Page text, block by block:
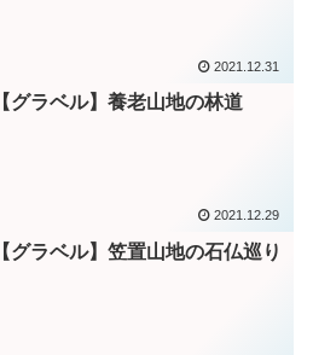
2021.12.31
【グラベル】養老山地の林道
2021.12.29
【グラベル】笠置山地の石仏巡り